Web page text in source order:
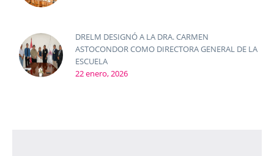
DRELM DESIGNÓ A LA DRA. CARMEN
ASTOCONDOR COMO DIRECTORA GENERAL DE LA
ESCUELA
22 enero, 2026